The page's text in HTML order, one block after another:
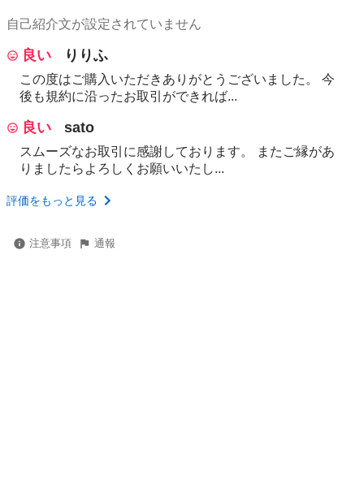
自己紹介文が設定されていません
良い りりふ
この度はご購入いただきありがとうございました。 今
後も規約に沿ったお取引ができれば...
良い sato
スムーズなお取引に感謝しております。 またご縁があ
りましたらよろしくお願いいたし...
評価をもっと見る
注意事項 通報